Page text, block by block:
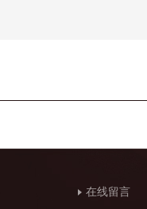
在线留言